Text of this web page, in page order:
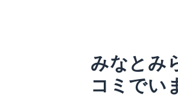
みなとみ
コミでい